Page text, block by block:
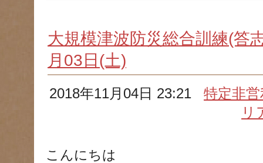
大規模津波防災総合訓練(
月03日(土)
2018年11月04日 23:21特定非
リ
こんにちは